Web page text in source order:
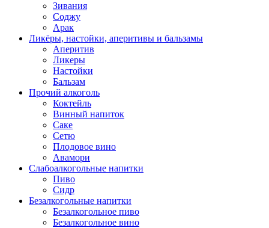
Зивания
Соджу
Арак
Ликёры, настойки, аперитивы и бальзамы
Аперитив
Ликеры
Настойки
Бальзам
Прочий алкоголь
Коктейль
Винный напиток
Саке
Сетю
Плодовое вино
Авамори
Слабоалкогольные напитки
Пиво
Сидр
Безалкогольные напитки
Безалкогольное пиво
Безалкогольное вино